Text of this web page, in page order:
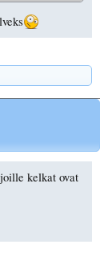
kelkat ovat